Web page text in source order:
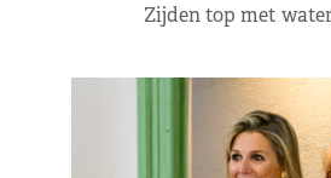
Zijden top met